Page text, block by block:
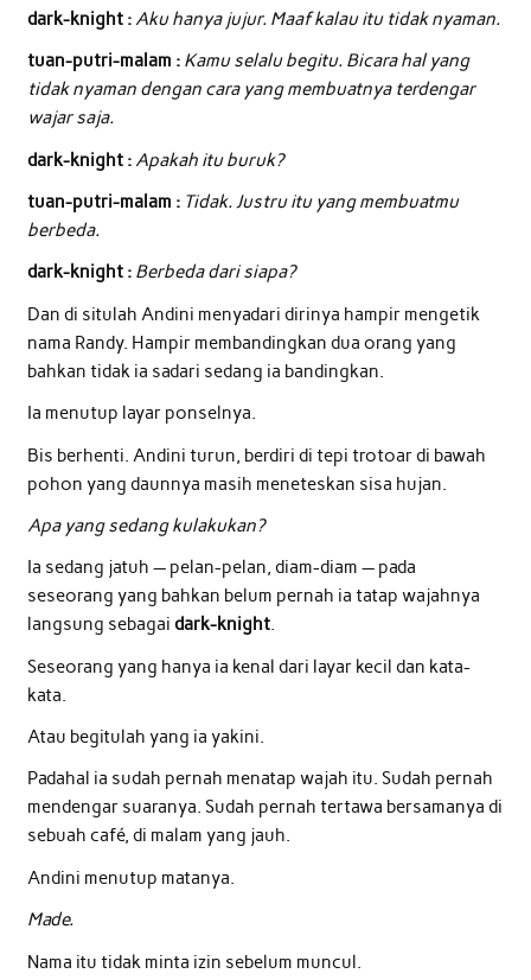
dark-knight :Aku hanya jujur. Maaf kalau itu tidak nyaman.
tuan-putri-malam : Kamu selalu begitu. Bicara hal yang
tidak nyaman dengan cara yang membuatnya terdengar
wajar saja.
dark-knight : Apakah itu buruk?
tuan-putri-malam : Tidak. Justru itu yang membuatmu
berbeda.
dark-knight : Berbeda dari siapa?
Dan di situlah Andini menyadari dirinya hampir mengetik
nama Randy. Hampir membandingkan dua orang yang
bahkan tidak ia sadari sedang ia bandingkan.
Ia menutup layar ponselnya.
Bis berhenti. Andini turun, berdiri di tepi trotoar di bawah
pohon yang daunnya masih meneteskan sisa hujan.
Apa yang sedang kulakukan?
Ia sedang jatuh — pelan-pelan, diam-diam — pada
seseorang yang bahkan belum pernah ia tatap wajahnya
langsung sebagai dark-knight.
Seseorang yang hanya ia kenal dari layar kecil dan kata-
kata.
Atau begitulah yang ia yakini.
Padahal ia sudah pernah menatap wajah itu. Sudah pernah
mendengar suaranya. Sudah pernah tertawa bersamanya di
sebuah café, di malam yang jauh.
Andini menutup matanya.
Made.
Nama itu tidak minta izin sebelum muncul.